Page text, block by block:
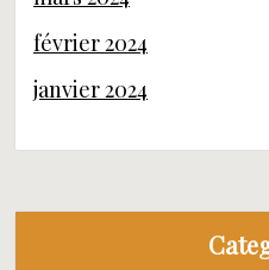
février 2024
janvier 2024